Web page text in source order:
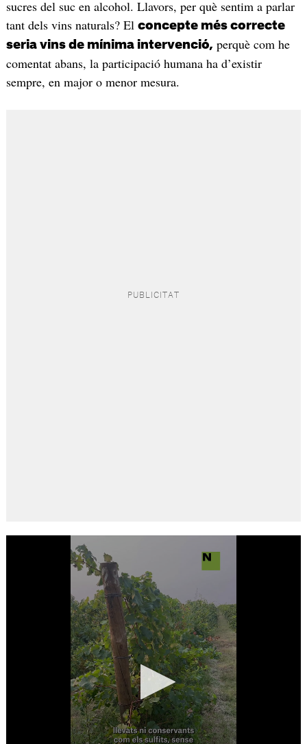
sucres del suc en alcohol. Llavors, per què sentim a parlar
tant dels vins naturals? El concepte més correcte
seria vins de mínima intervenció, perquè com he
comentat abans, la participació humana ha d’existir
sempre, en major o menor mesura.